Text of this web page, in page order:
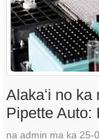
Alakaʻi no ka
Pipette Auto:
na admin ma ka 25-